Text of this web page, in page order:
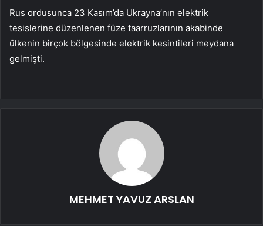
Rus ordusunca 23 Kasım’da Ukrayna’nın elektrik
tesislerine düzenlenen füze taarruzlarının akabinde
ülkenin birçok bölgesinde elektrik kesintileri meydana
gelmişti.
MEHMET YAVUZ ARSLAN